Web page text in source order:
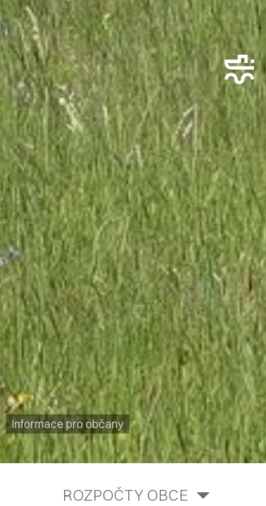
Informace pro občany
ROZPOČTY OBCE